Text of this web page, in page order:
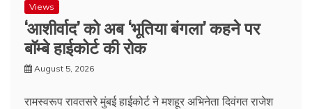
Views
‘आशीर्वाद’ को अब ‘भूतिया बंगला’ कहने पर
बॉम्बे हाईकोर्ट की रोक
August 5, 2026
रामस्वरूप रावतसरे मुंबई हाईकोर्ट ने मशहूर अभिनेता दिवंगत राजेश